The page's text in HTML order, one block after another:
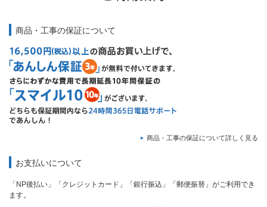
商品・工事の保証について
商品・工事の保証について詳しく見る
お支払いについて
「NP後払い」「クレジットカード」「銀行振込」「郵便振替」がご利用でき
ます。